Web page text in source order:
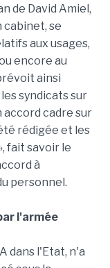
de David Amiel,
cabinet, se
aux usages,
encore au
ainsi
syndicats sur
accord cadre sur
rédigée et les
fait savoir le
à
personnel.
l'armée
dans l'Etat, n'a